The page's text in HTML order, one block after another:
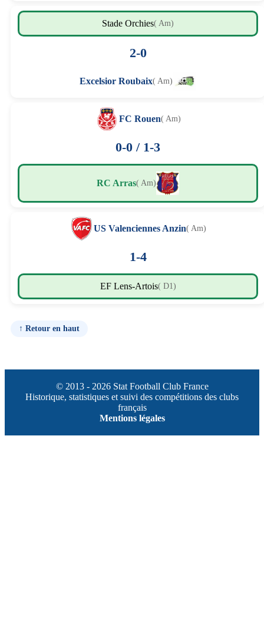
Stade Orchies( Am)
2-0
Excelsior Roubaix( Am)
FC Rouen( Am)
0-0 / 1-3
RC Arras( Am)
US Valenciennes Anzin( Am)
1-4
EF Lens-Artois( D1)
↑ Retour en haut
© 2013 - 2026 Stat Football Club France
Historique, statistiques et suivi des compétitions des clubs
français
Mentions légales